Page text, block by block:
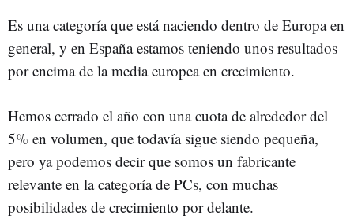
Es una categoría que está naciendo dentro de Europa en
general, y en España estamos teniendo unos resultados
por encima de la media europea en crecimiento.
Hemos cerrado el año con una cuota de alrededor del
5% en volumen, que todavía sigue siendo pequeña,
pero ya podemos decir que somos un fabricante
relevante en la categoría de PCs, con muchas
posibilidades de crecimiento por delante.